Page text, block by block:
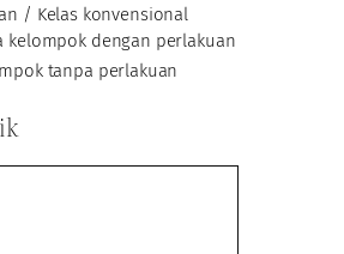
/ Kelas konvensional
kelompok dengan perlakuan
tanpa perlakuan